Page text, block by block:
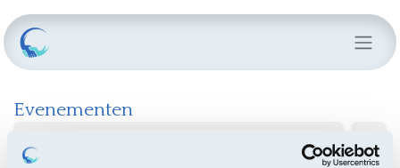
Evenementen